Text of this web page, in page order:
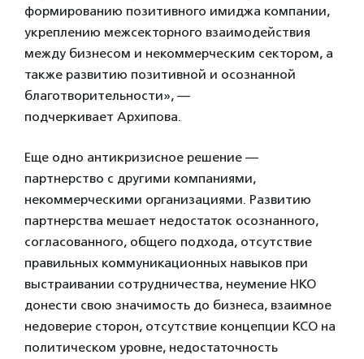
формированию позитивного имиджа компании,
укреплению межсекторного взаимодействия
между бизнесом и некоммерческим сектором, а
также развитию позитивной и осознанной
благотворительности», —
подчеркивает Архипова.
Еще одно антикризисное решение —
партнерство с другими компаниями,
некоммерческими организациями. Развитию
партнерства мешает недостаток осознанного,
согласованного, общего подхода, отсутствие
правильных коммуникационных навыков при
выстраивании сотрудничества, неумение НКО
донести свою значимость до бизнеса, взаимное
недоверие сторон, отсутствие концепции КСО на
политическом уровне, недостаточность